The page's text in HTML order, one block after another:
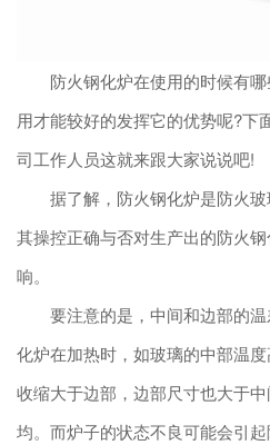
防火钢化炉在使用的时候有哪
用才能较好的发挥它的优势呢?下
司工作人员这就来跟大家说说吧!
据了解，防火钢化炉是防火玻
其操控正确与否对生产出的防火
响。
要注意的是，中间和边部的温
化炉在加热时，如玻璃的中部温
收缩大于边部，边部尺寸也大于
均。而炉子的状态不良可能会引